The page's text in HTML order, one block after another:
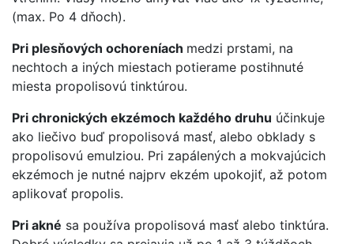
(max. Po 4 dňoch).
Pri plesňových ochoreníach medzi prstami, na
nechtoch a iných miestach potierame postihnuté
miesta propolisovú tinktúrou.
Pri chronických ekzémoch každého druhu účinkuje
ako liečivo buď propolisová masť, alebo obklady s
propolisovú emulziou. Pri zapálených a mokvajúcich
ekzémoch je nutné najprv ekzém upokojiť, až potom
aplikovať propolis.
Pri akné sa používa propolisová masť alebo tinktúra.